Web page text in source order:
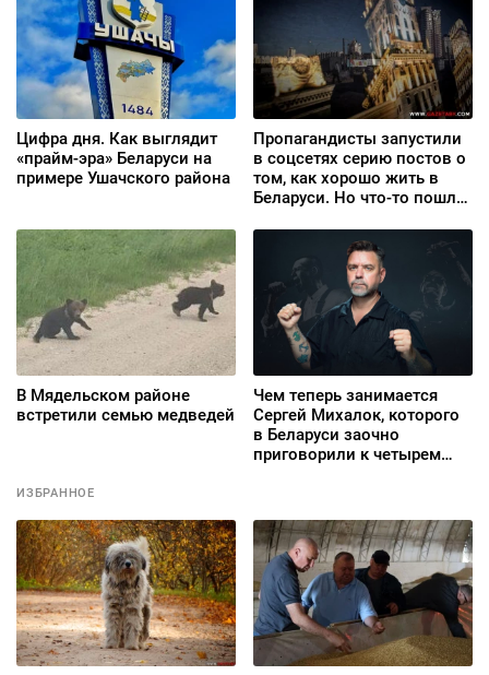
Цифра дня. Как выглядит
«прайм-эра» Беларуси на
примере Ушачского района
Пропагандисты запустили
в соцсетях серию постов о
том, как хорошо жить в
Беларуси. Но что-то пошло
В Мядельском районе
встретили семью медведей
Чем теперь занимается
Сергей Михалок, которого
в Беларуси заочно
приговорили к четырем
ИЗБРАННОЕ